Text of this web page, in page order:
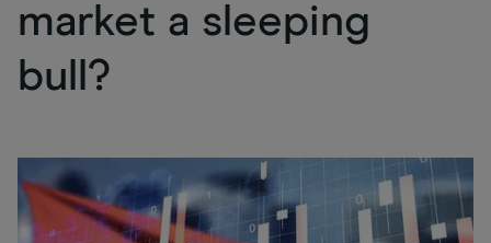
market a sleeping
bull?